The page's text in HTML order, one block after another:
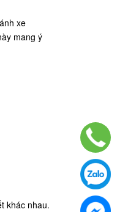
xe
mang ý
khác nhau.